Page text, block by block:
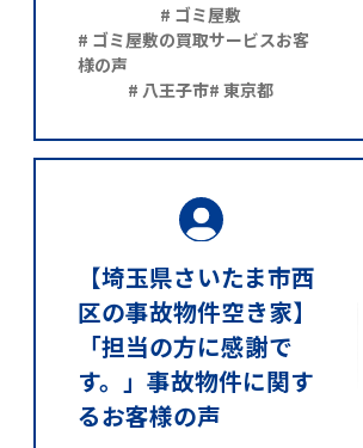
# ゴミ屋敷
# ゴミ屋敷の買取サービスお客
様の声
# 八王子市# 東京都
【埼玉県さいたま市西
区の事故物件空き家】
「担当の方に感謝で
す。」事故物件に関す
るお客様の声